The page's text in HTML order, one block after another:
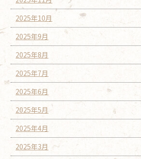
2025年10月
2025年9月
2025年8月
2025年7月
2025年6月
2025年5月
2025年4月
2025年3月